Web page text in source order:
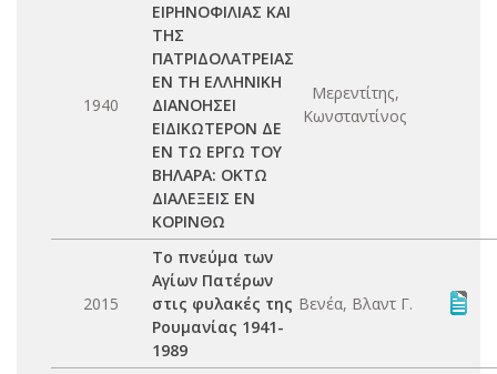
1940
ΕΙΡΗΝΟΦΙΛΙΑΣ ΚΑΙ
ΤΗΣ
ΠΑΤΡΙΔΟΛΑΤΡΕΙΑΣ
ΕΝ ΤΗ ΕΛΛΗΝΙΚΗ
ΔΙΑΝΟΗΣΕΙ
ΕΙΔΙΚΩΤΕΡΟΝ ΔΕ
ΕΝ ΤΩ ΕΡΓΩ ΤΟΥ
ΒΗΛΑΡΑ: ΟΚΤΩ
ΔΙΑΛΕΞΕΙΣ ΕΝ
ΚΟΡΙΝΘΩ
Μερεντίτης,
Κωνσταντίνος
2015
Το πνεύμα των
Αγίων Πατέρων
στις φυλακές της
Ρουμανίας 1941-
1989
Βενέα, Βλαντ Γ.